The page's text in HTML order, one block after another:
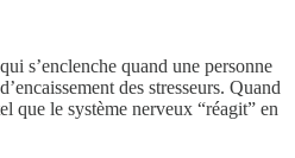
s’enclenche quand une personne
des stresseurs. Quand
que le système nerveux “réagit” en